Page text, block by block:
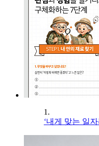
1.
‘내게 맞는 일